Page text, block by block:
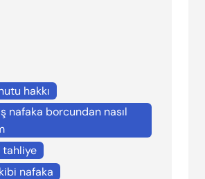
hakkı
nafaka borcundan nasıl
tahliye
nafaka